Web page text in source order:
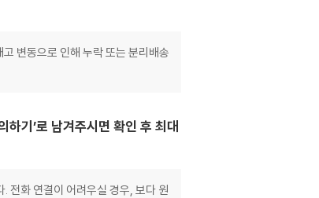
변동으로 인해 누락 또는 분리배송
기’로 남겨주시면 확인 후 최대
전화 연결이 어려우실 경우, 보다 원